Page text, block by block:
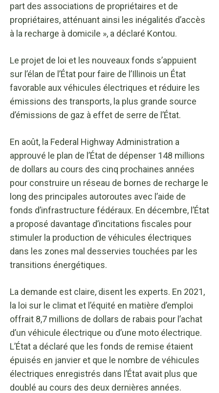
part des associations de propriétaires et de
propriétaires, atténuant ainsi les inégalités d’accès
à la recharge à domicile », a déclaré Kontou.
Le projet de loi et les nouveaux fonds s’appuient
sur l’élan de l’État pour faire de l’Illinois un État
favorable aux véhicules électriques et réduire les
émissions des transports, la plus grande source
d’émissions de gaz à effet de serre de l’État.
En août, la Federal Highway Administration a
approuvé le plan de l’État de dépenser 148 millions
de dollars au cours des cinq prochaines années
pour construire un réseau de bornes de recharge le
long des principales autoroutes avec l’aide de
fonds d’infrastructure fédéraux. En décembre, l’État
a proposé davantage d’incitations fiscales pour
stimuler la production de véhicules électriques
dans les zones mal desservies touchées par les
transitions énergétiques.
La demande est claire, disent les experts. En 2021,
la loi sur le climat et l’équité en matière d’emploi
offrait 8,7 millions de dollars de rabais pour l’achat
d’un véhicule électrique ou d’une moto électrique.
L’État a déclaré que les fonds de remise étaient
épuisés en janvier et que le nombre de véhicules
électriques enregistrés dans l’État avait plus que
doublé au cours des deux dernières années.